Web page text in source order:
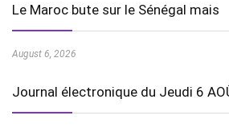
Le Maroc bute sur le Sénégal mais
August 6, 2026
Journal électronique du Jeudi 6